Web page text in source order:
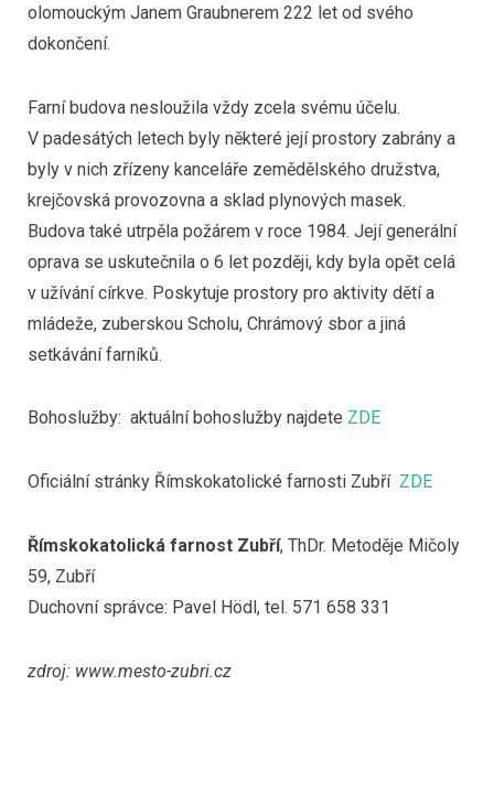
olomouckým Janem Graubnerem 222 let od svého
dokončení.
Farní budova nesloužila vždy zcela svému účelu.
V padesátých letech byly některé její prostory zabrány a
byly v nich zřízeny kanceláře zemědělského družstva,
krejčovská provozovna a sklad plynových masek.
Budova také utrpěla požárem v roce 1984. Její generální
oprava se uskutečnila o 6 let později, kdy byla opět celá
v užívání církve. Poskytuje prostory pro aktivity dětí a
mládeže, zuberskou Scholu, Chrámový sbor a jiná
setkávání farníků.
Bohoslužby: aktuální bohoslužby najdete ZDE
Oficiální stránky Římskokatolické farnosti Zubří ZDE
Římskokatolická farnost Zubří, ThDr. Metoděje Mičoly
59, Zubří
Duchovní správce: Pavel Hödl, tel. 571 658 331
zdroj: www.mesto-zubri.cz